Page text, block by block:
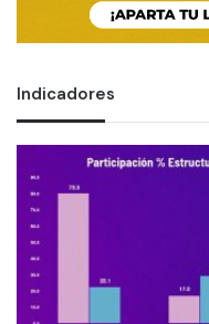
Indicadores